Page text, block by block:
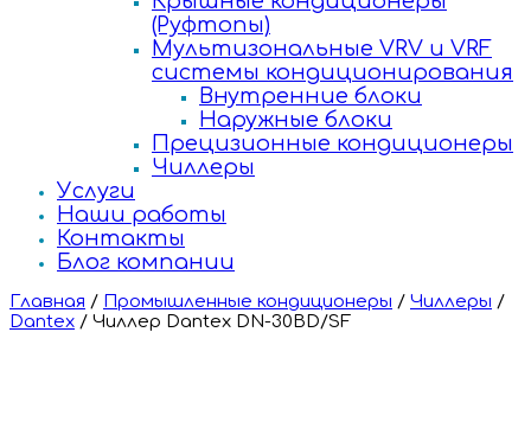
(Руфтопы)
Мультизональные VRV и VRF
системы кондиционирования
Внутренние блоки
Наружные блоки
Прецизионные кондиционеры
Чиллеры
Услуги
Наши работы
Контакты
Блог компании
Главная / Промышленные кондиционеры / Чиллеры /
Dantex / Чиллер Dantex DN-30BD/SF